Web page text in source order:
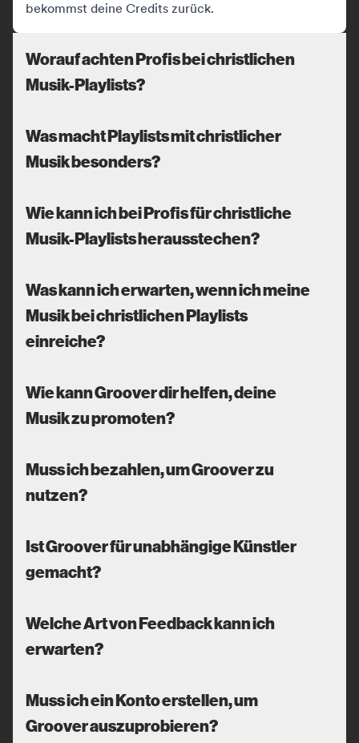
bekommst deine Credits zurück.
Worauf achten Profis bei christlichen
Musik-Playlists?
Was macht Playlists mit christlicher
Musik besonders?
Wie kann ich bei Profis für christliche
Musik-Playlists herausstechen?
Was kann ich erwarten, wenn ich meine
Musik bei christlichen Playlists
einreiche?
Wie kann Groover dir helfen, deine
Musik zu promoten?
Muss ich bezahlen, um Groover zu
nutzen?
Ist Groover für unabhängige Künstler
gemacht?
Welche Art von Feedback kann ich
erwarten?
Muss ich ein Konto erstellen, um
Groover auszuprobieren?